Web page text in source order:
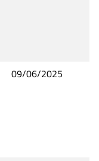
09/06/2025